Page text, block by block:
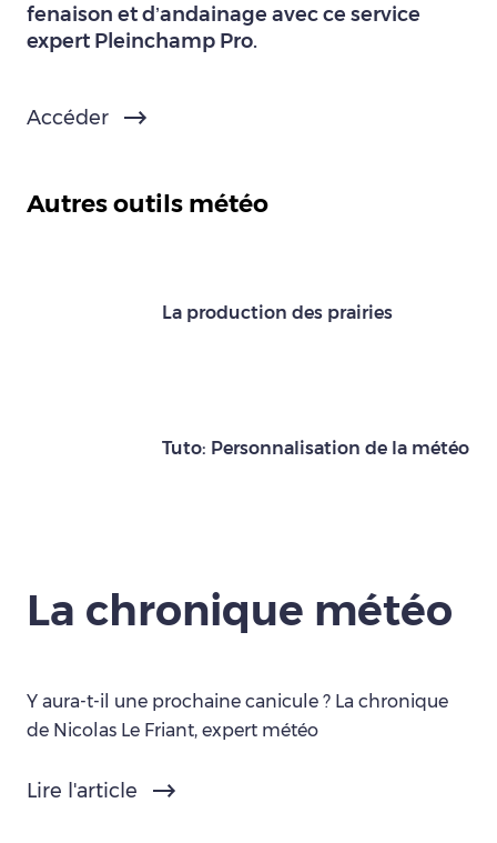
fenaison et d’andainage avec ce service
expert Pleinchamp Pro.
Accéder
Autres outils météo
La production des prairies
Tuto: Personnalisation de la météo
La chronique météo
Y aura-t-il une prochaine canicule ? La chronique
de Nicolas Le Friant, expert météo
Lire l'article